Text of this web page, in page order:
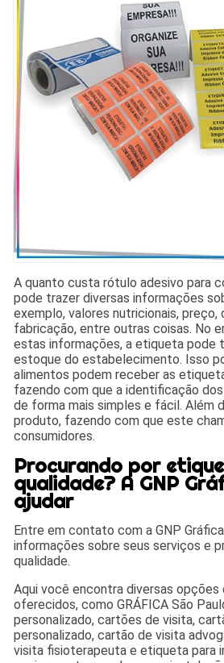
A quanto custa rótulo adesivo para
pode trazer diversas informações
exemplo, valores nutricionais, preço,
fabricação, entre outras coisas. No
estas informações, a etiqueta pode
estoque do estabelecimento. Isso
alimentos podem receber as
fazendo com que a identificação
de forma mais simples e fácil. Além
produto, fazendo com que este
consumidores.
Procurando por
qualidade? A GNP
ajudar
Entre em contato com a GNP
informações sobre seus serviços e
qualidade.
Aqui você encontra diversas opções
oferecidos, como GRÁFICA São
personalizado, cartões de visita,
personalizado, cartão de visita
visita fisioterapeuta e etiqueta para